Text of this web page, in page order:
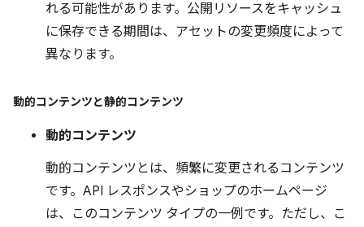
れる可能性があります。公開リソースをキャッシュ
に保存できる期間は、アセットの変更頻度によって
異なります。
動的コンテンツと静的コンテンツ
動的コンテンツ
動的コンテンツとは、頻繁に変更されるコンテンツ
です。API レスポンスやショップのホームページ
は、このコンテンツ タイプの一例です。ただし、こ